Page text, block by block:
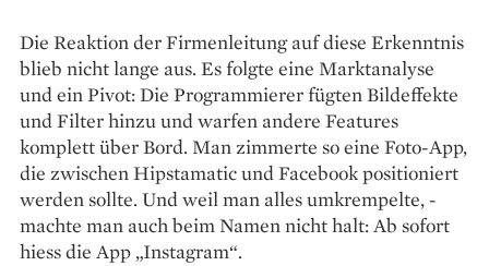
Die Reaktion der Firmen­leitung auf diese Erkenntnis
blieb nicht lange aus. Es folgte eine Marktanalyse
und ein Pivot: Die Programmierer fügten ­Bildeffekte
und Filter hinzu und warfen andere Features
komplett über Bord. Man zimmerte so eine Foto-App,
die zwischen Hipstamatic und Facebook positioniert
werden sollte. Und weil man alles umkrempelte, ­
machte man auch beim Namen nicht halt: Ab sofort
hiess die App „Instagram“.